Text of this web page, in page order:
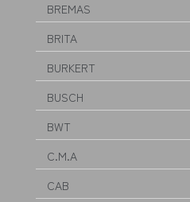
BREMAS
BRITA
BURKERT
BUSCH
BWT
C.M.A
CAB